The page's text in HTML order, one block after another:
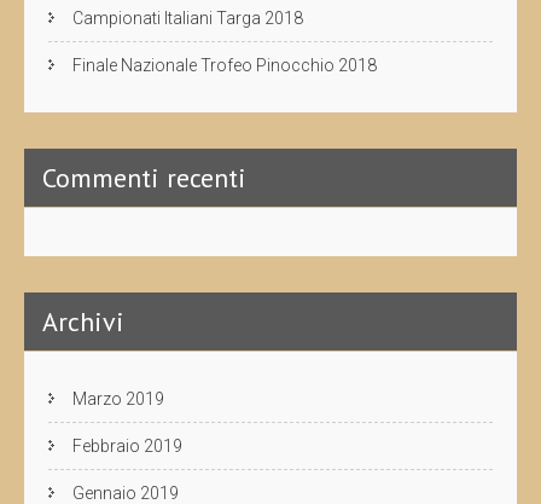
Campionati Italiani Targa 2018
Finale Nazionale Trofeo Pinocchio 2018
Commenti recenti
Archivi
Marzo 2019
Febbraio 2019
Gennaio 2019